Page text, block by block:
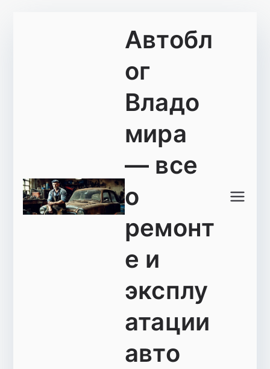
Автобл
ог
Владо
мира
— все
о
ремонт
е и
эксплу
атации
авто